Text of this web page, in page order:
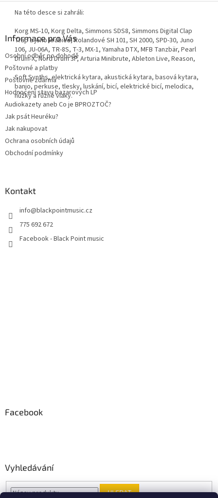
Na této desce si zahráli:
Korg MS-10, Korg Delta, Simmons SDS8, Simmons Digital Clap
Trap a jeho krabice, Rolandové SH 101, SH 2000, SPD-30, Juno
106, JU-06A, TR-8S, T-3, MX-1, Yamaha DTX, MFB Tanzbär, Pearl
Drum-X, Nord Drum 3P, Arturia Minibrute, Ableton Live, Reason,
Soft Synths, elektrická kytara, akustická kytara, basová kytara,
banjo, perkuse, tlesky, luskání, bicí, elektrické bicí, melodica,
nůžky a různé vlaky.
Informace pro Vás
Osobní odběr po dohodě
Poštovné a platby
Poštovné zdarma
Hodnocení stavu bazarových LP
Audiokazety aneb Co je BPROZTOČ?
Jak psát Heuréku?
Jak nakupovat
Ochrana osobních údajů
Obchodní podmínky
Kontakt
info@blackpointmusic.cz
775 692 672
Facebook - Black Point music
Facebook
Vyhledávání
HLEDAT